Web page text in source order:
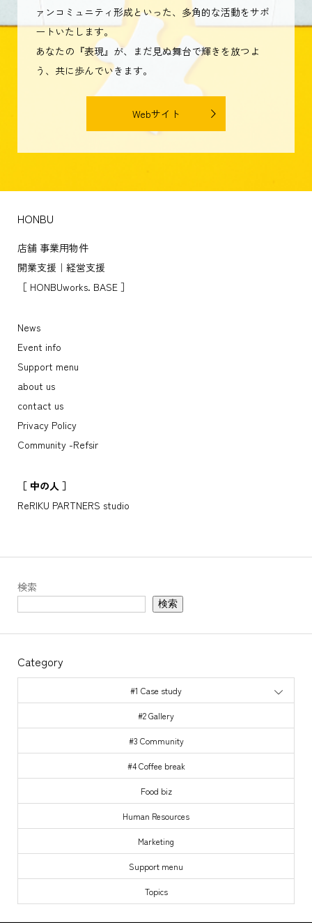
ジネス面、クリエイティブ面、PRマーケティング、フ
ァンコミュニティ形成といった、多角的な活動をサポ
ートいたします。
あなたの『表現』が、まだ見ぬ舞台で輝きを放つよ
う、共に歩んでいきます。
Webサイト
店舗 事業用物件
開業支援｜経営支援
News
Event info
Support menu
about us
contact us
Privacy Policy
［ 中の人 ］
Category
#1 Case study
#2 Gallery
#3 Community
#4 Coffee break
Food biz
Human Resources
Marketing
Support menu
Topics